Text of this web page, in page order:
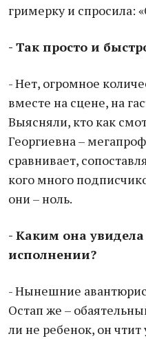
гримерку и спросила:
- Так просто и
- Нет, огромное
вместе на сцене, на
Выясняли, кто как
Георгиевна –
сравнивает,
кого много
они – ноль.
- Каким она
исполнении?
- Нынешние
Остап же –
ли не ребенок, он